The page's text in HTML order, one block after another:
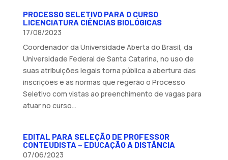
PROCESSO SELETIVO PARA O CURSO
LICENCIATURA CIÊNCIAS BIOLÓGICAS
17/08/2023
Coordenador da Universidade Aberta do Brasil, da
Universidade Federal de Santa Catarina, no uso de
suas atribuições legais torna pública a abertura das
inscrições e as normas que regerão o Processo
Seletivo com vistas ao preenchimento de vagas para
atuar no curso...
EDITAL PARA SELEÇÃO DE PROFESSOR
CONTEUDISTA – EDUCAÇÃO A DISTÂNCIA
07/06/2023